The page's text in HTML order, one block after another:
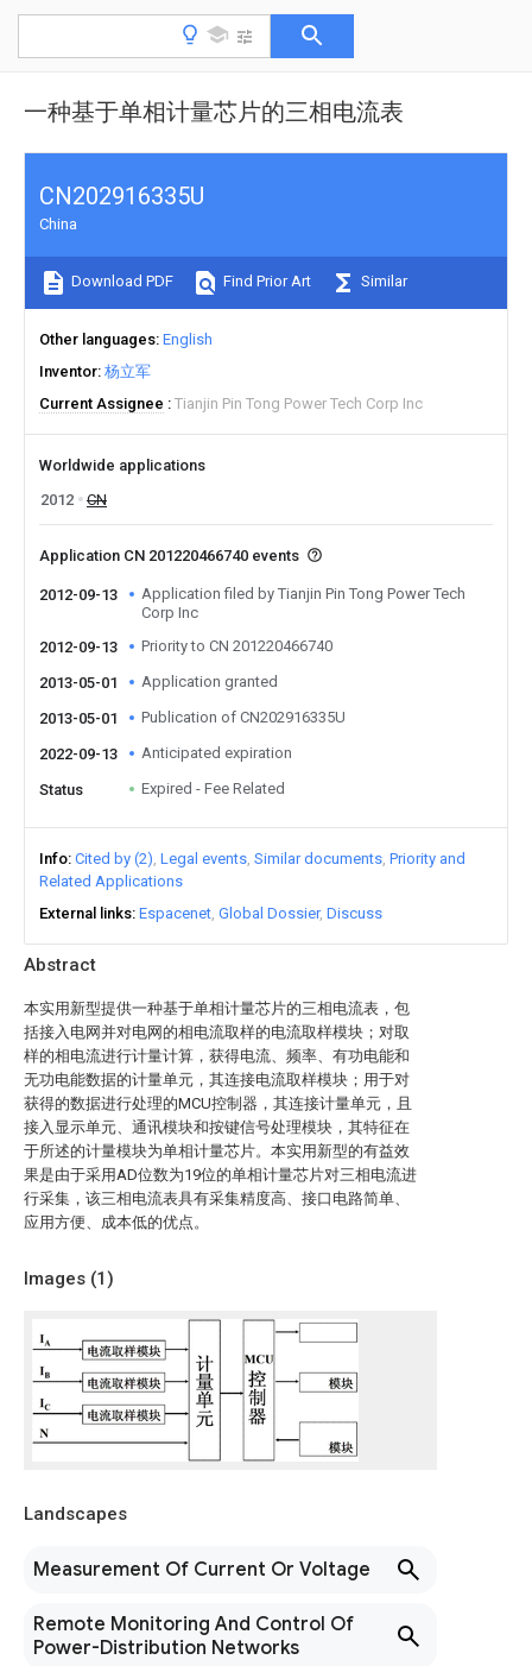
一种基于单相计量芯片的三相电流表
Abstract
本实用新型提供一种基于单相计量芯片的三相电流表，包
括接入电网并对电网的相电流取样的电流取样模块；对取
样的相电流进行计量计算，获得电流、频率、有功电能和
无功电能数据的计量单元，其连接电流取样模块；用于对
获得的数据进行处理的MCU控制器，其连接计量单元，且
接入显示单元、通讯模块和按键信号处理模块，其特征在
于所述的计量模块为单相计量芯片。本实用新型的有益效
果是由于采用AD位数为19位的单相计量芯片对三相电流进
行采集，该三相电流表具有采集精度高、接口电路简单、
应用方便、成本低的优点。
Images (1)
Landscapes
Measurement Of Current Or Voltage
Remote Monitoring And Control Of
Power-Distribution Networks
CN202916335U
China
Download PDF Find Prior Art Similar
Other languages English
Inventor 杨立军
Current Assignee
Tianjin Pin Tong Power Tech Corp Inc
Worldwide applications
2012
CN
Application CN 201220466740 events
2012-09-13
Application filed by Tianjin Pin Tong Power Tech
Corp Inc
2012-09-13
Priority to CN 201220466740
2013-05-01 Application granted
2013-05-01 Publication of CN202916335U
2022-09-13 Anticipated expiration
Status Expired - Fee Related
Info Cited by (2) Legal events Similar documents Priority and
Related Applications
External links Espacenet Global Dossier Discuss